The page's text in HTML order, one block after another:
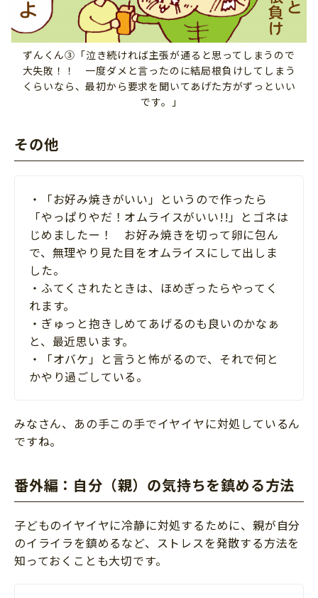
ずんくん③「泣き続ければ主張が通ると思ってしまうので
大失敗！！ 一度ダメと言ったのに結局根負けしてしまう
くらいなら、最初から要求を聞いてあげた方がずっといい
です。｣
その他
・「お好み焼きがいい」というので作ったら
「やっぱりやだ！オムライスがいい!!」とゴネは
じめましたー！ お好み焼きを切って卵に包ん
で、無理やり見た目をオムライスにして出しま
した。
・ふてくされたときは、ほめぎったらやってく
れます。
・ぎゅっと抱きしめてあげるのも良いのかなぁ
と、最近思います。
・「オバケ」と言うと怖がるので、それで何と
かやり過ごしている。
みなさん、あの手この手でイヤイヤに対処しているん
ですね。
番外編：自分（親）の気持ちを鎮める方法
子どものイヤイヤに冷静に対処するために、親が自分
のイライラを鎮めるなど、ストレスを発散する方法を
知っておくことも大切です。